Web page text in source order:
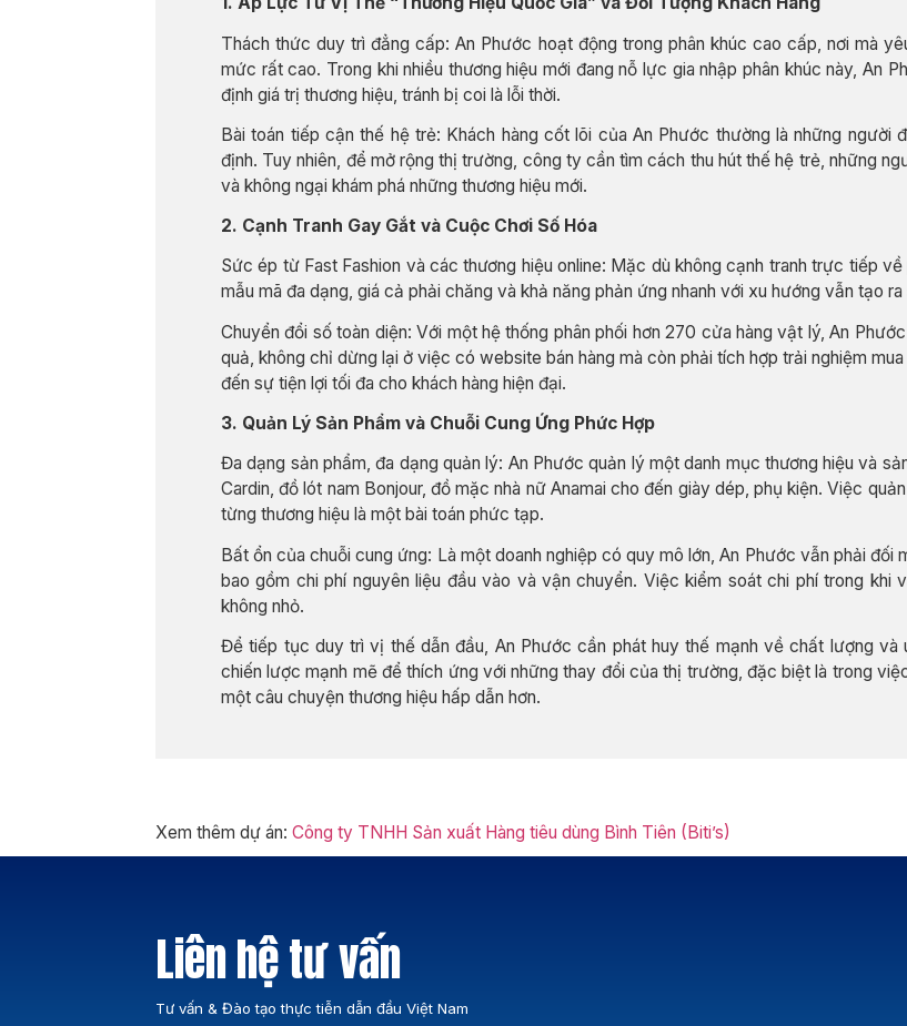
Thách thức duy trì đẳng cấp: An Phước hoạt động trong phân khúc cao cấp, nơi mà
mức rất cao. Trong khi nhiều thương hiệu mới đang nỗ lực gia nhập phân khúc này, An
định giá trị thương hiệu, tránh bị coi là lỗi thời.
Bài toán tiếp cận thế hệ trẻ: Khách hàng cốt lõi của An Phước thường là những người
định. Tuy nhiên, để mở rộng thị trường, công ty cần tìm cách thu hút thế hệ trẻ, những
và không ngại khám phá những thương hiệu mới.
2. Cạnh Tranh Gay Gắt và Cuộc Chơi Số Hóa
Sức ép từ Fast Fashion và các thương hiệu online: Mặc dù không cạnh tranh trực tiếp
mẫu mã đa dạng, giá cả phải chăng và khả năng phản ứng nhanh với xu hướng vẫn tạo
Chuyển đổi số toàn diện: Với một hệ thống phân phối hơn 270 cửa hàng vật lý, An
quả, không chỉ dừng lại ở việc có website bán hàng mà còn phải tích hợp trải nghiệm
đến sự tiện lợi tối đa cho khách hàng hiện đại.
3. Quản Lý Sản Phẩm và Chuỗi Cung Ứng Phức Hợp
Đa dạng sản phẩm, đa dạng quản lý: An Phước quản lý một danh mục thương hiệu và
Cardin, đồ lót nam Bonjour, đồ mặc nhà nữ Anamai cho đến giày dép, phụ kiện. Việc
từng thương hiệu là một bài toán phức tạp.
Bất ổn của chuỗi cung ứng: Là một doanh nghiệp có quy mô lớn, An Phước vẫn phải đối
bao gồm chi phí nguyên liệu đầu vào và vận chuyển. Việc kiểm soát chi phí trong
không nhỏ.
Để tiếp tục duy trì vị thế dẫn đầu, An Phước cần phát huy thế mạnh về chất lượng và
chiến lược mạnh mẽ để thích ứng với những thay đổi của thị trường, đặc biệt là trong
một câu chuyện thương hiệu hấp dẫn hơn.
Xem thêm dự án: Công ty TNHH Sản xuất Hàng tiêu dùng Bình Tiên (Biti’s)
Liên hệ tư vấn
Tư vấn & Đào tạo thực tiễn dẫn đầu Việt Nam